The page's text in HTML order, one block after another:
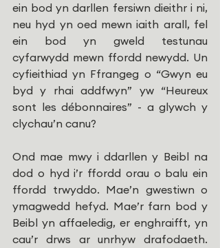
ein bod yn darllen fersiwn dieithr i ni,
neu hyd yn oed mewn iaith arall, fel
ein bod yn gweld testunau
cyfarwydd mewn ffordd newydd. Un
cyfieithiad yn Ffrangeg o “Gwyn eu
byd y rhai addfwyn” yw “Heureux
sont les débonnaires” - a glywch y
clychau’n canu?
Ond mae mwy i ddarllen y Beibl na
dod o hyd i’r ffordd orau o balu ein
ffordd trwyddo. Mae’n gwestiwn o
ymagwedd hefyd. Mae’r farn bod y
Beibl yn affaeledig, er enghraifft, yn
cau’r drws ar unrhyw drafodaeth.